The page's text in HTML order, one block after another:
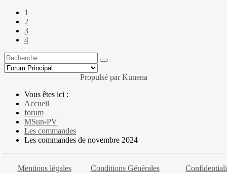
1
2
3
4
Propulsé parKunena
Vous êtes ici :
Accueil
forum
MSun-PV
Les commandes
Les commandes de novembre 2024
Mentions légales Conditions Générales